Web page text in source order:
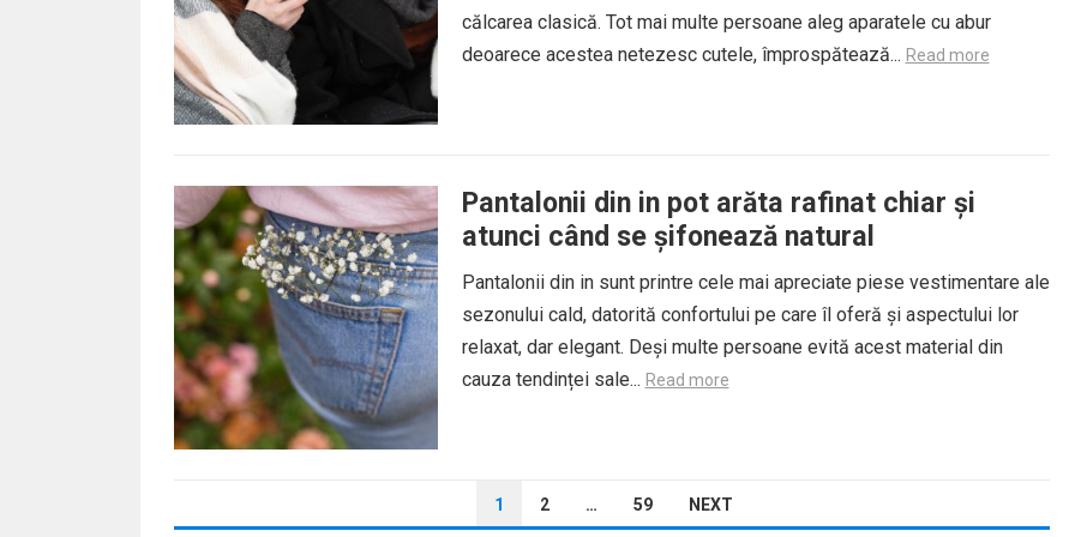
călcarea clasică. Tot mai multe persoane aleg aparatele cu abur
deoarece acestea netezesc cutele, împrospătează... Read more
Pantalonii din in pot arăta rafinat chiar și
atunci când se șifonează natural
Pantalonii din in sunt printre cele mai apreciate piese vestimentare ale
sezonului cald, datorită confortului pe care îl oferă și aspectului lor
relaxat, dar elegant. Deși multe persoane evită acest material din
cauza tendinței sale... Read more
ARTICOLE
1 2 … 59 NEXT